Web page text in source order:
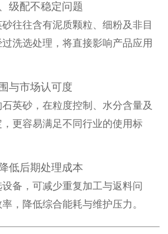
级配不稳定问题
往往含有泥质颗粒、细粉及非目
洗选处理，将直接影响产品应用
与市场认可度
英砂，在粒度控制、水分含量及
更容易满足不同行业的使用标
低后期处理成本
备，可减少重复加工与返料问
，降低综合能耗与维护压力。